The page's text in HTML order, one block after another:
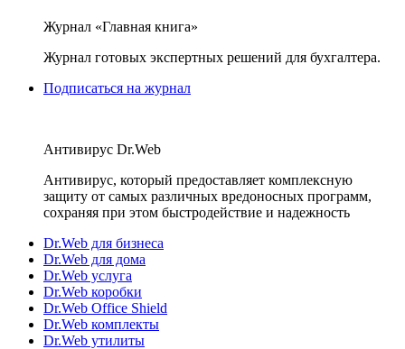
Журнал «Главная книга»
Журнал готовых экспертных решений для бухгалтера.
Подписаться на журнал
Антивирус Dr.Web
Антивирус, который предоставляет комплексную
защиту от самых различных вредоносных программ,
сохраняя при этом быстродействие и надежность
Dr.Web для бизнеса
Dr.Web для дома
Dr.Web услуга
Dr.Web коробки
Dr.Web Office Shield
Dr.Web комплекты
Dr.Web утилиты